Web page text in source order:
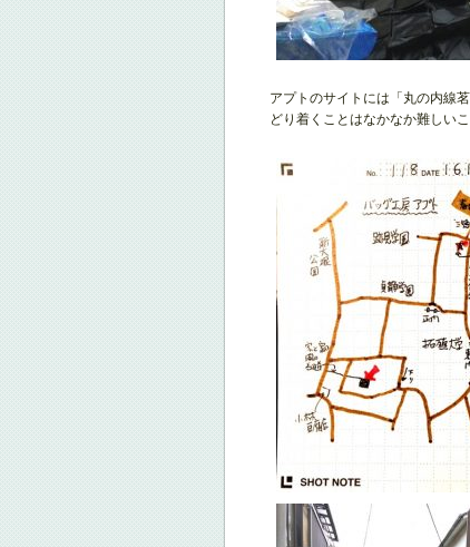
アプトのサイトには「丸の内線
どり着くことはなかなか難しいこ